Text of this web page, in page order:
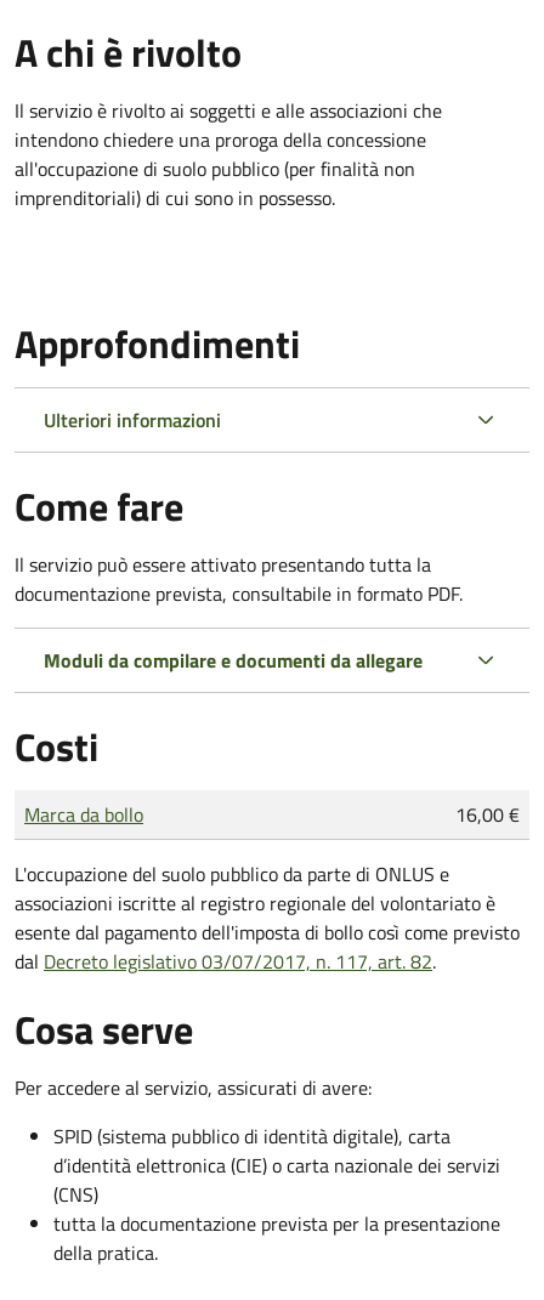
A chi è rivolto
Il servizio è rivolto ai soggetti e alle associazioni che
intendono chiedere una proroga della concessione
all'occupazione di suolo pubblico (per finalità non
imprenditoriali) di cui sono in possesso.
Approfondimenti
Ulteriori informazioni
Come fare
Il servizio può essere attivato presentando tutta la
documentazione prevista, consultabile in formato PDF.
Moduli da compilare e documenti da allegare
Costi
Tipo di pagamento
Importo
Marca da bollo 16,00 €
L'occupazione del suolo pubblico da parte di ONLUS e
associazioni iscritte al registro regionale del volontariato è
esente dal pagamento dell'imposta di bollo così come previsto
dal Decreto legislativo 03/07/2017, n. 117, art. 82.
Cosa serve
Per accedere al servizio, assicurati di avere:
SPID (sistema pubblico di identità digitale), carta
d’identità elettronica (CIE) o carta nazionale dei servizi
(CNS)
tutta la documentazione prevista per la presentazione
della pratica.